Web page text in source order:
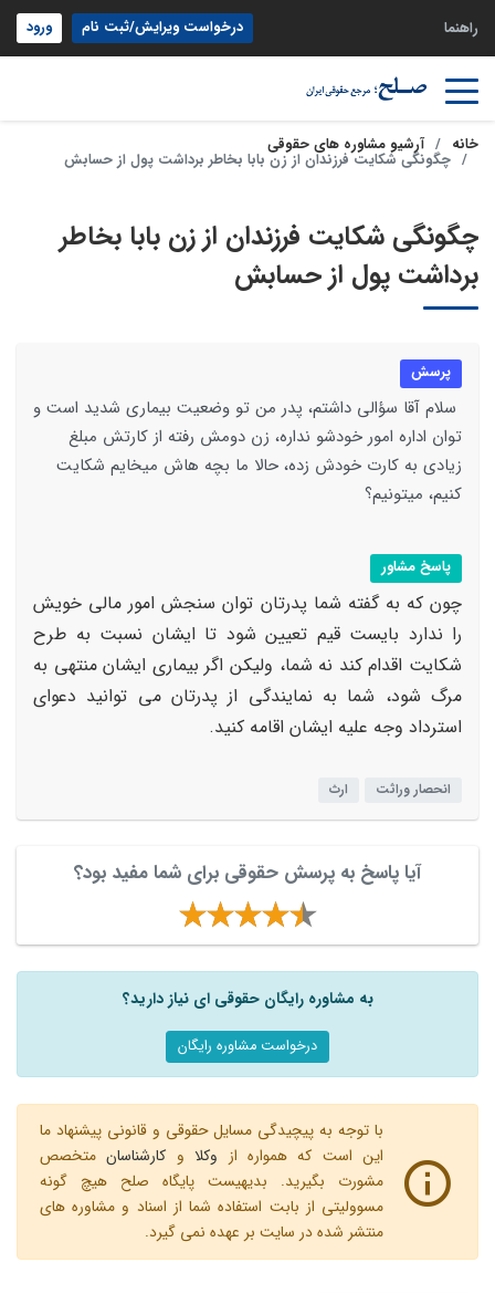
راهنما درخواست ویرایش/ثبت نام ورود
خانه آرشیو مشاوره های حقوقی
چگونگی شکایت فرزندان از زن بابا بخاطر برداشت پول از حسابش
چگونگی شکایت فرزندان از زن بابا بخاطر
برداشت پول از حسابش
پرسش
سلام آقا سؤالی داشتم، پدر من تو وضعیت بیماری شدید است و
توان اداره امور خودشو نداره، زن دومش رفته از کارتش مبلغ
زیادی به کارت خودش زده، حالا ما بچه هاش میخایم شکایت
کنیم، میتونیم؟
پاسخ مشاور
چون که به گفته شما پدرتان توان سنجش امور مالی خویش
را ندارد بایست قیم تعیین شود تا ایشان نسبت به طرح
شکایت اقدام کند نه شما، ولیکن اگر بیماری ایشان منتهی به
مرگ شود، شما به نمایندگی از پدرتان می توانید دعوای
استرداد وجه علیه ایشان اقامه کنید.
انحصار وراثت ارث
آیا پاسخ به پرسش حقوقی برای شما مفید بود؟
به مشاوره رایگان حقوقی ای نیاز دارید؟
درخواست مشاوره رایگان
با توجه به پیچیدگی مسایل حقوقی و قانونی پیشنهاد ما
این است که همواره از وکلاو کارشناسانمتخصص
مشورت بگیرید. بدیهیست پایگاه صلح هیچ گونه
مسوولیتی از بابت استفاده شما از اسناد و مشاوره های
منتشر شده در سایت بر عهده نمی گیرد.